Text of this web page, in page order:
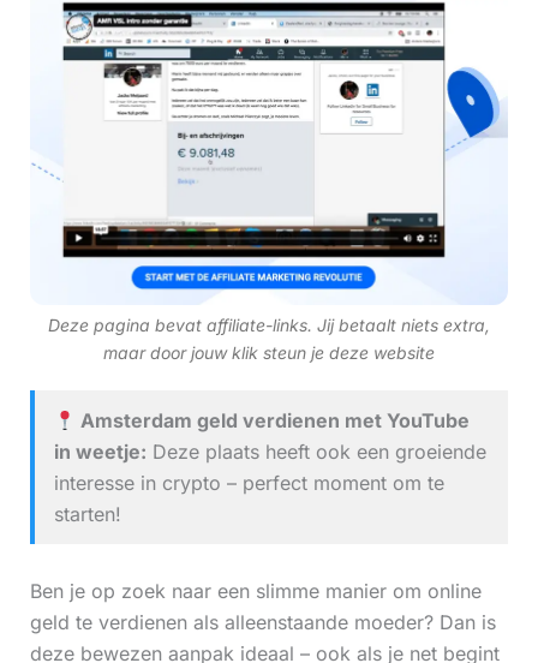
Deze pagina bevat affiliate-links. Jij betaalt niets extra,
maar door jouw klik steun je deze website
Amsterdam geld verdienen met YouTube
in weetje: Deze plaats heeft ook een groeiende
interesse in crypto – perfect moment om te
starten!
Ben je op zoek naar een slimme manier om online
geld te verdienen als alleenstaande moeder? Dan is
deze bewezen aanpak ideaal – ook als je net begint